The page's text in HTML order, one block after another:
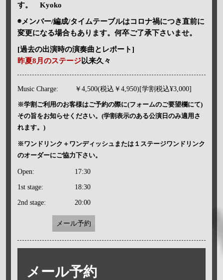
す。 Kyoko
◉メンバー/編成/タイムテーブルはコロナ禍につき直前に
変更になる場合もあります。何卒ご了承下さいませ。
[過去の出演時の演奏曲とレポート]
昨夏8月のステージ以来久々
Music Charge: ￥4,500(税込￥4,950)[学割税込¥3,000]
※学割ご利用のお客様はご予約の際に(フォームのご要望欄にて)
その旨をお知らせください。(学割表示のある公演日のみ適用さ
れます。)
※ワンドリンク＋ワンディッシュまたは１ステージワンドリンク
のオーダーにご協力下さい。
Open: 17:30
1st stage: 18:30
2nd stage: 20:00
メール予約
メール予約